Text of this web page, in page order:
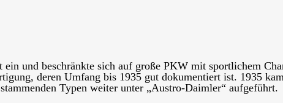
ein und beschränkte sich auf große PKW mit sportlichem
deren Umfang bis 1935 gut dokumentiert ist. 1935
Typen weiter unter „Austro-Daimler“ aufgeführt.